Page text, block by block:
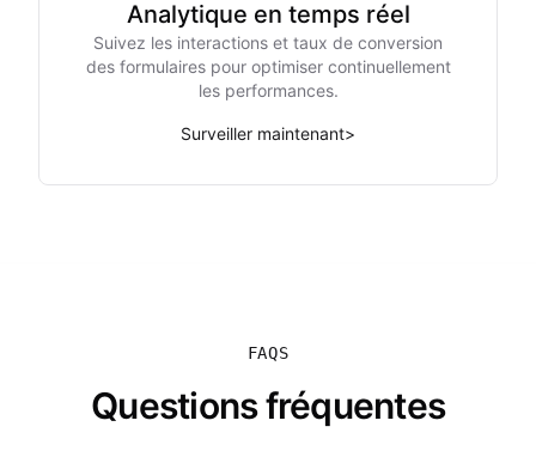
Analytique en temps réel
Suivez les interactions et taux de conversion
des formulaires pour optimiser continuellement
les performances.
Surveiller maintenant>
FAQS
Questions fréquentes